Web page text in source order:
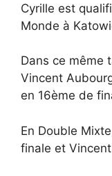
Cyrille est
Monde à
Dans ce même
Vincent
en 16ème de
En Double
finale et